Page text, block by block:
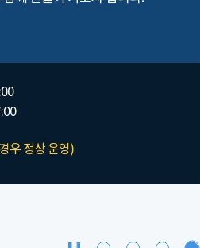
우 정상 운영)